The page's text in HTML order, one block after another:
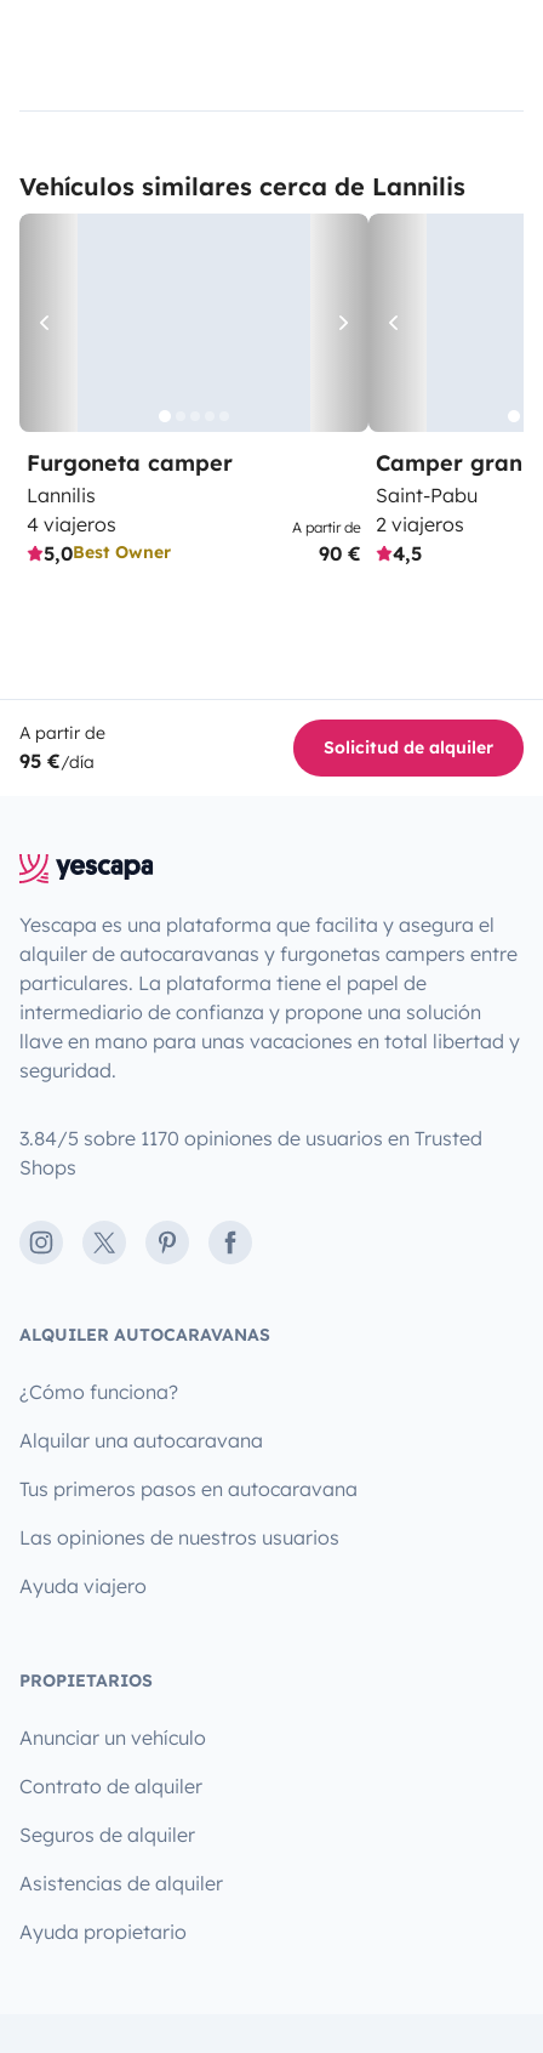
Vehículos similares cerca de Lannilis
Furgoneta camper
Lannilis
4 viajeros
5,0Best Owner
A partir de
90 €
Camper gran
Saint-Pabu
2 viajeros
4,5
A partir de
95 €/día
Solicitud de alquiler
Yescapa es una plataforma que facilita y asegura el
alquiler de autocaravanas y furgonetas campers entre
particulares. La plataforma tiene el papel de
intermediario de confianza y propone una solución
llave en mano para unas vacaciones en total libertad y
seguridad.
3.84/5 sobre 1170 opiniones de usuarios en Trusted
Shops
Instagram
X PinterestFacebook
ALQUILER AUTOCARAVANAS
¿Cómo funciona?
Alquilar una autocaravana
Tus primeros pasos en autocaravana
Las opiniones de nuestros usuarios
Ayuda viajero
PROPIETARIOS
Anunciar un vehículo
Contrato de alquiler
Seguros de alquiler
Asistencias de alquiler
Ayuda propietario